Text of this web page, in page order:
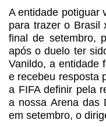
A entidade potiguar
para trazer o Brasil
final de setembro,
após o duelo ter
Vanildo, a entidade
e recebeu resposta
a FIFA definir pela
a nossa Arena das
em setembro, o